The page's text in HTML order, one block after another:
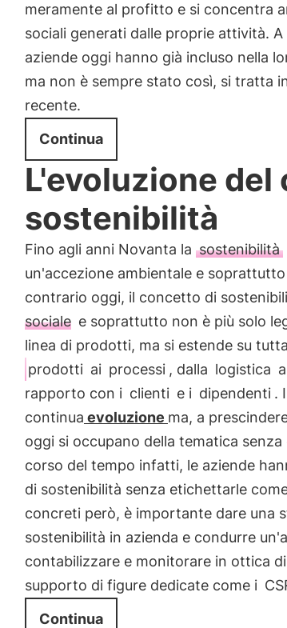
meramente al profitto e si concentra
sociali generati dalle proprie attività.
aziende oggi hanno già incluso nella
ma non è sempre stato così, si tratta
recente.
Continua
L'evoluzione
sostenibilità
Fino agli anni Novanta la sostenibilità
un'accezione ambientale e
contrario oggi, il concetto di
sociale e soprattutto non è più solo
linea di prodotti, ma si estende su
prodotti ai processi , dalla logistica
rapporto con i clienti e i dipendenti .
continua evoluzione ma, a
oggi si occupano della tematica
corso del tempo infatti, le aziende
di sostenibilità senza etichettarle
concreti però, è importante dare una
sostenibilità in azienda e condurre
contabilizzare e monitorare in ottica
supporto di figure dedicate come i
Continua